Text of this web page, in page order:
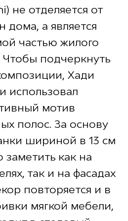
не отделяется от
дома, а является
частью жилого
Чтобы подчеркнуть
Хади
использовал
мотив
полос. За основу
шириной в 13 см
как на
так и на фасадах
повторяется и в
мягкой мебели,